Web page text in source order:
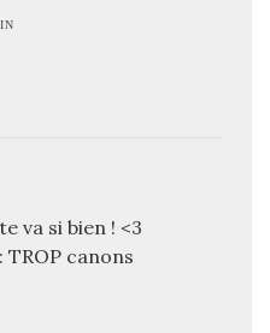
va si bien ! <3
canons